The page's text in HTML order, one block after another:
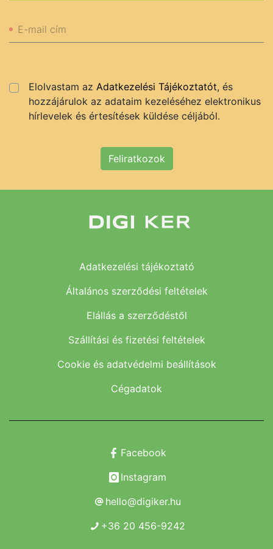
E-mail cím
Elolvastam az Adatkezelési Tájékoztatót, és
hozzájárulok az adataim kezeléséhez elektronikus
hírlevelek és értesítések küldése céljából.
Feliratkozok
Adatkezelési tájékoztató
Általános szerződési feltételek
Elállás a szerződéstől
Szállítási és fizetési feltételek
Cookie és adatvédelmi beállítások
Cégadatok
Facebook
Instagram
hello@digiker.hu
+36 20 456-9242